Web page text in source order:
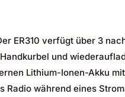
ER310 verfügt über 3
und
Lithium-Ionen-Akku
Radio während eines